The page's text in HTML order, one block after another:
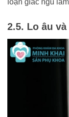
loạn giấc ngủ
2.5. Lo âu